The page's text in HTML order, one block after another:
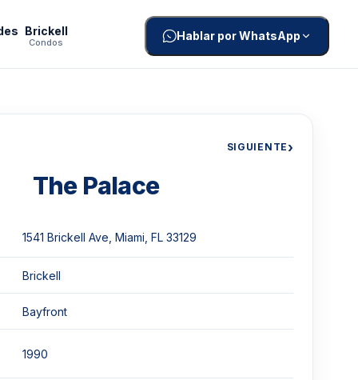
Brickell
Condos Hablar por WhatsApp
SIGUIENTE›
The Palace
1541 Brickell Ave, Miami, FL 33129
Brickell
Bayfront
1990